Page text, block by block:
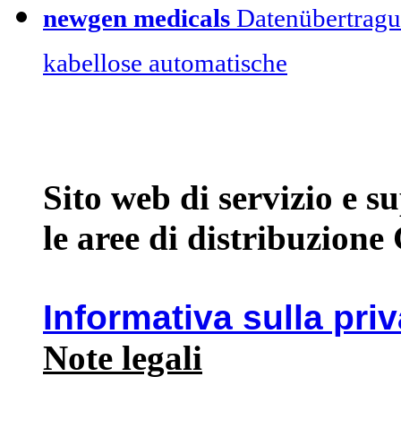
newgen medicals
kabellose automatische
Sito web di servizio e
le aree di distribuzione
Informativa sulla
Note legali